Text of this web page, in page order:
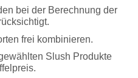
bei der Berechnung der
frei kombinieren.
Slush Produkte